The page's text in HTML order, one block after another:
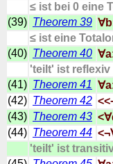
≤ ist bei 0 eine
(39) Theorem 39
≤ ist eine
(40) Theorem 40
'teilt' ist reflexiv
(41) Theorem 41
(42) Theorem 42
(43) Theorem 43
(44) Theorem 44
'teilt' ist